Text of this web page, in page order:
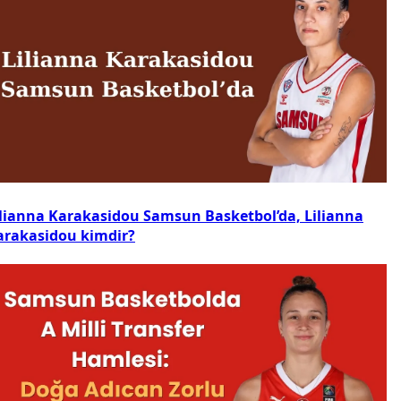
Karakasidou Samsun Basketbol’da, Lilianna
kimdir?